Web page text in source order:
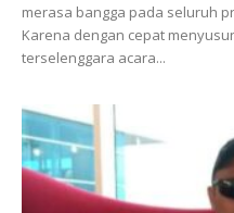
merasa bangga pada seluruh
Karena dengan cepat
terselenggara acara...